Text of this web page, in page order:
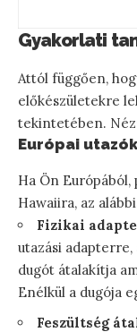
Gyakorlati
Attól függően,
előkészületekre
tekintetében.
Európai
Ha Ön
Hawaiira, az
Fizikai
utazási adapterre,
dugót átalakítja
Enélkül a dugója
Feszültség